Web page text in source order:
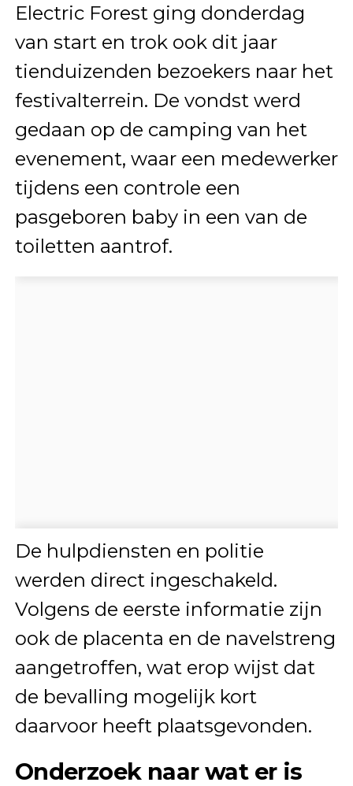
Electric Forest ging donderdag
van start en trok ook dit jaar
tienduizenden bezoekers naar het
festivalterrein. De vondst werd
gedaan op de camping van het
evenement, waar een medewerker
tijdens een controle een
pasgeboren baby in een van de
toiletten aantrof.
De hulpdiensten en politie
werden direct ingeschakeld.
Volgens de eerste informatie zijn
ook de placenta en de navelstreng
aangetroffen, wat erop wijst dat
de bevalling mogelijk kort
daarvoor heeft plaatsgevonden.
Onderzoek naar wat er is